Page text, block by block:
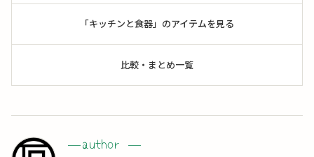
「キッチンと食器」のアイテムを見る
比較・まとめ一覧